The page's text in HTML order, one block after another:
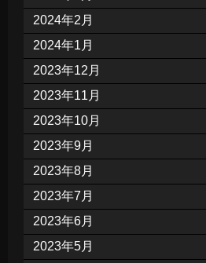
2024年2月
2024年1月
2023年12月
2023年11月
2023年10月
2023年9月
2023年8月
2023年7月
2023年6月
2023年5月